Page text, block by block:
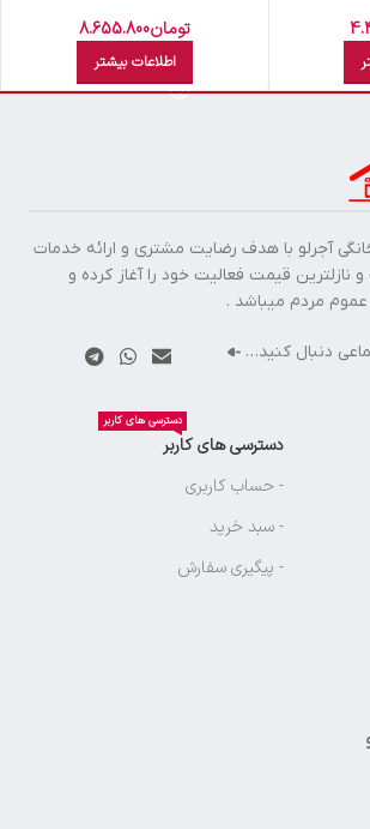
تومان8.655.800
اطلاعات بیشتر
آجرلو با هدف رضایت مشتری و ارائه خدمات
نازلترین قیمت فعالیت خود را آغاز کرده و
مردم میباشد .
دنبال کنید…
دسترسی های کاربر
دسترسی های کاربر
- حساب کاربری
- سبد خرید
- پیگیری سفارش